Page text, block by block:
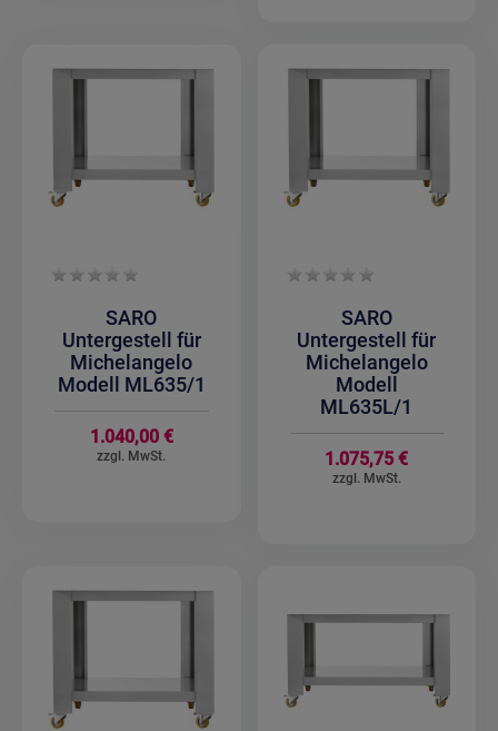
SARO
Untergestell für
Michelangelo
Modell ML635/1
1.040,00 €
SARO
Untergestell für
Michelangelo
Modell
ML635L/1
1.075,75 €